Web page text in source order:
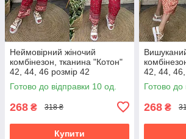
Неймовірний жіночий
комбінезон, тканина "Котон"
42, 44, 46 розмір 42
Готово до відправки 10 од.
268 ₴ 318 ₴
Купити
42, 44,
Готово до
268 ₴